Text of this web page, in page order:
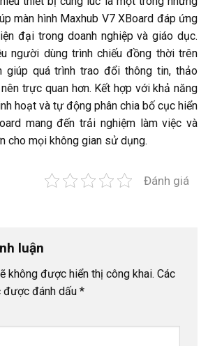
màn hình Maxhub V7 XBoard đáp ứng
đại trong doanh nghiệp và giáo dục.
người dùng trình chiếu đồng thời trên
giúp quá trình trao đổi thông tin, thảo
trực quan hơn. Kết hợp với khả năng
hoạt và tự động phân chia bố cục hiển
mang đến trải nghiệm làm việc và
cho mọi không gian sử dụng.
Đánh giá
luận
không được hiển thị công khai. Các
đánh dấu *